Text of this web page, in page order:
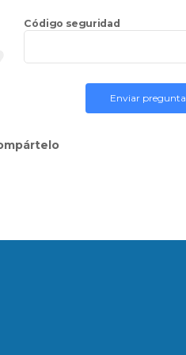
Código seguridad
Enviar pregunta